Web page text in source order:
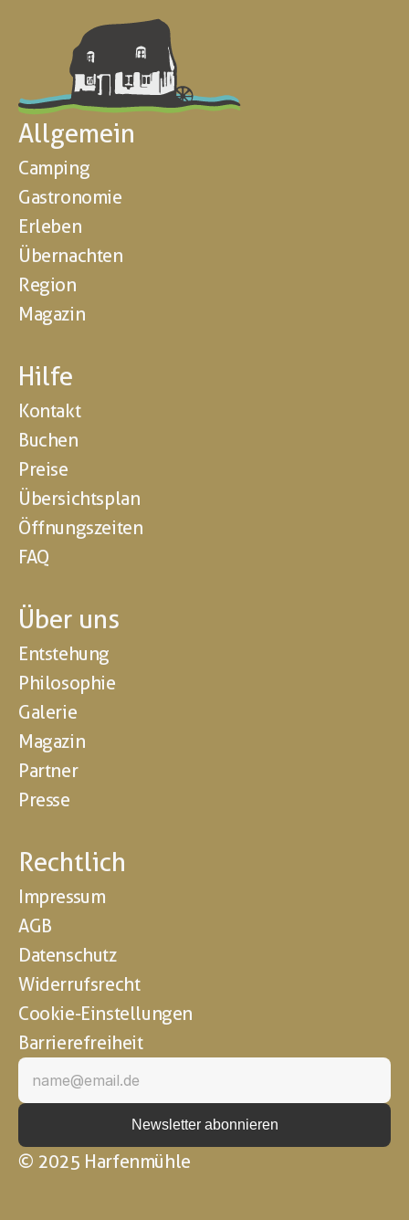
Allgemein
Camping
Gastronomie
Erleben
Übernachten
Region
Magazin
Hilfe
Kontakt
Buchen
Preise
Übersichtsplan
Öffnungszeiten
FAQ
Über uns
Entstehung
Philosophie
Galerie
Magazin
Partner
Presse
Rechtlich
Impressum
AGB
Datenschutz
Widerrufsrecht
Cookie-Einstellungen
Barrierefreiheit
© 2025 Harfenmühle